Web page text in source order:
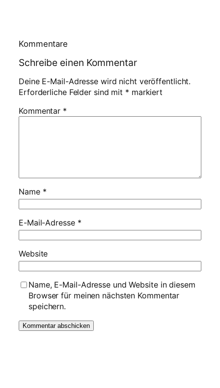
Kommentare
Schreibe einen Kommentar
Deine E-Mail-Adresse wird nicht veröffentlicht.
Erforderliche Felder sind mit * markiert
Kommentar *
Name *
E-Mail-Adresse *
Website
Name, E-Mail-Adresse und Website in diesem
Browser für meinen nächsten Kommentar
speichern.